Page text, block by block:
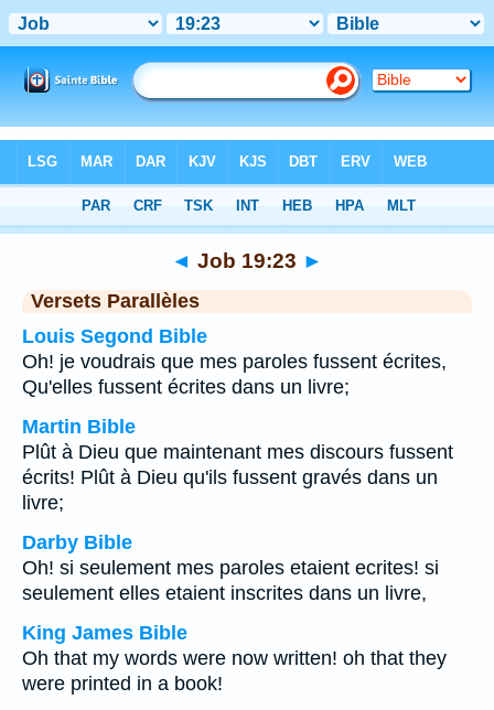
Chapitre 19 > Verset 23
◄ Job 19:23 ►
Versets Parallèles
Louis Segond Bible
Oh! je voudrais que mes paroles fussent écrites,
Qu'elles fussent écrites dans un livre;
Martin Bible
Plût à Dieu que maintenant mes discours fussent
écrits! Plût à Dieu qu'ils fussent gravés dans un
livre;
Darby Bible
Oh! si seulement mes paroles etaient ecrites! si
seulement elles etaient inscrites dans un livre,
King James Bible
Oh that my words were now written! oh that they
were printed in a book!